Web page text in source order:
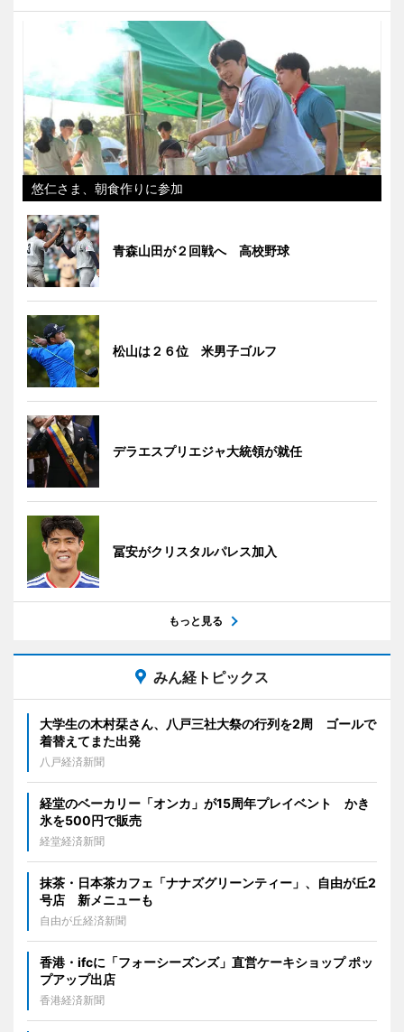
悠仁さま、朝食作りに参加
青森山田が２回戦へ 高校野球
松山は２６位 米男子ゴルフ
デラエスプリエジャ大統領が就任
冨安がクリスタルパレス加入
もっと見る
みん経トピックス
大学生の木村栞さん、八戸三社大祭の行列を2周 ゴールで
着替えてまた出発
八戸経済新聞
経堂のベーカリー「オンカ」が15周年プレイベント かき
氷を500円で販売
経堂経済新聞
抹茶・日本茶カフェ「ナナズグリーンティー」、自由が丘2
号店 新メニューも
自由が丘経済新聞
香港・ifcに「フォーシーズンズ」直営ケーキショップ ポッ
プアップ出店
香港経済新聞